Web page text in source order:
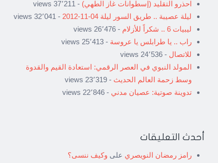
احذرو التقليد (إسطوانات غاز الطهي) - 37٬211 views
ليلة عصيبة .. طريق السور ليلة 04-11-2012
- 32٬041 views
ليبيات 6 .. شكراً للأزلام
- 26٬476 views
راب .. يا طرابلس يا عروسة - 25٬413 views
للاتصال - 24٬536 views
المولد النبوي في العصر الرقمي: استعادة القيم والقدوة
وسط زحمة العالم الحديث - 23٬319 views
تدوينة صوتية: عصيان مدني - 22٬846 views
أحدث التعليقات
رامز رمضان النويصري على وكيف ننسى؟